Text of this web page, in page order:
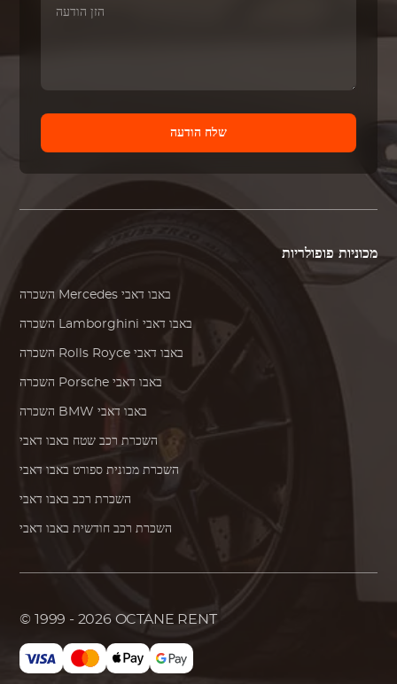
שלח הודעה
מכוניות פופולריות
Mercedes באבו דאבי
Lamborghini באבו דאבי
Rolls Royce באבו דאבי
Porsche באבו דאבי
BMW באבו דאבי
השכרת רכב שטח באבו דאבי
השכרת מכונית ספורט באבו דאבי
השכרת רכב באבו דאבי
השכרת רכב חודשית באבו דאבי
© 1999 - 2026 OCTANE RENT